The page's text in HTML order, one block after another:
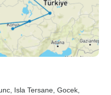
, Isla Tersane , Gocek